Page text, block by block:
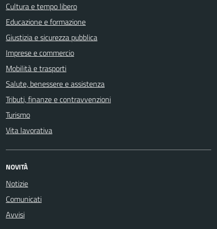
Cultura e tempo libero
Educazione e formazione
Giustizia e sicurezza pubblica
Imprese e commercio
Mobilità e trasporti
Salute, benessere e assistenza
Tributi, finanze e contravvenzioni
Turismo
Vita lavorativa
NOVITÀ
Notizie
Comunicati
Avvisi